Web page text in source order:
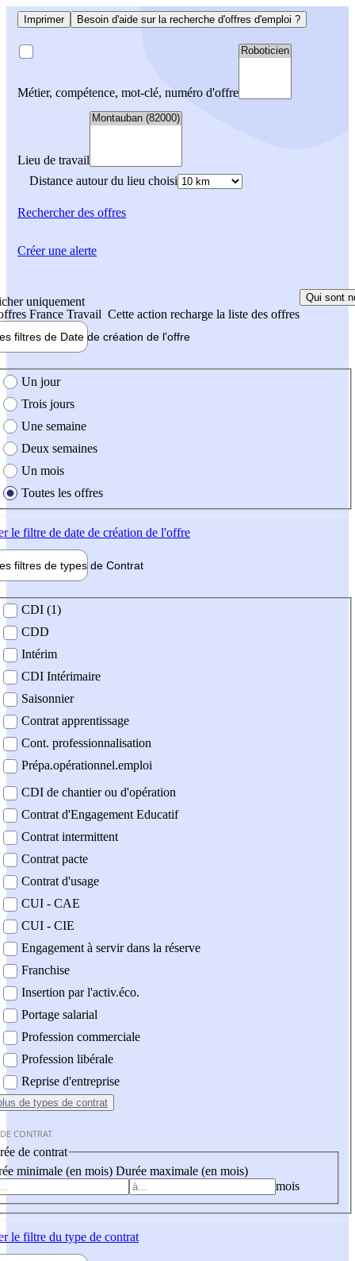
Imprimer Besoin d'aide sur la recherche d'offres d'emploi ?
Métier, compétence, mot-clé, numéro d'offre
Lieu de travail
Distance autour du lieu choisi
Rechercherdes offres
uniquement
France Travail Cette action recharge la liste des offres
Qui sont
filtres de Date de création de l'offre
création de l'offre
Un jour
Trois jours
Une semaine
Deux semaines
Un mois
Toutes les offres
le filtre de date de création de l'offre
filtres de types de Contrat
contrat
CDI (1)
CDD
Intérim
CDI Intérimaire
Saisonnier
Contrat apprentissage
Cont. professionnalisation
Prépa.opérationnel.emploi
CDI de chantier ou d'opération
Contrat d'Engagement Educatif
Contrat intermittent
Contrat pacte
Contrat d'usage
CUI - CAE
CUI - CIE
Engagement à servir dans la réserve
Franchise
Insertion par l'activ.éco.
Portage salarial
Profession commerciale
Profession libérale
Reprise d'entreprise
de types de contrat
CONTRAT
de contrat
minimale (en mois) Durée maximale (en mois)
mois
le filtre du type de contrat
Créer une alerte